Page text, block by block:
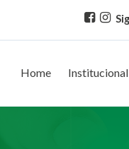
Home Institucional